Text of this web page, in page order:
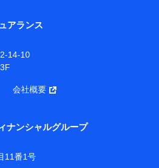
ドコモ・フィナンシャルグルー
サービスにおけるユーザー登録受
ドコモ・フィナンシャルグルー
関する情報を提供するため、また
遂行のため、またそれらに付帯、
式会社NTTドコモ・フィナンシャ
会社のサービスを案内、提供する
たサービス利用履歴、ウェブサイ
歴、ご契約内容等のパーソナルデ
アランス
14-10
会社概要
ナンシャルグループ
11番1号